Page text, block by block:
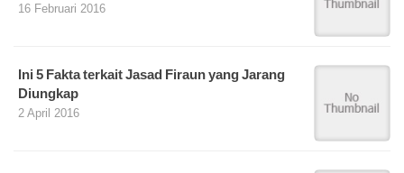
16 Februari 2016
Ini 5 Fakta terkait Jasad Firaun yang Jarang
Diungkap
2 April 2016